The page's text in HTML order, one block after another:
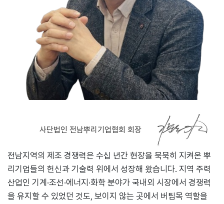
전남지역의 제조 경쟁력은 수십 년간 현장을 묵묵히 지켜온 뿌
리기업들의 헌신과 기술력 위에서 성장해 왔습니다. 지역 주력
산업인 기계·조선·에너지·화학 분야가 국내외 시장에서 경쟁력
을 유지할 수 있었던 것도, 보이지 않는 곳에서 버팀목 역할을
사단법인 전남뿌리기업협회 회장